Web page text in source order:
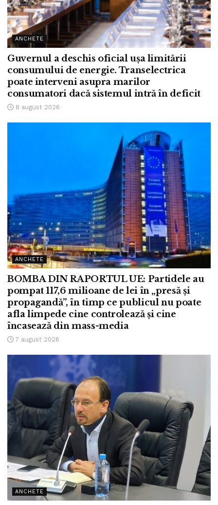
ANCHETE
Guvernul a deschis oficial ușa limitării
consumului de energie. Transelectrica
poate interveni asupra marilor
consumatori dacă sistemul intră în deficit
8 august 2026
ANCHETE
BOMBA DIN RAPORTUL UE: Partidele au
pompat 117,6 milioane de lei în „presă și
propagandă”, în timp ce publicul nu poate
afla limpede cine controlează și cine
încasează din mass-media
7 august 2026
ANCHETE